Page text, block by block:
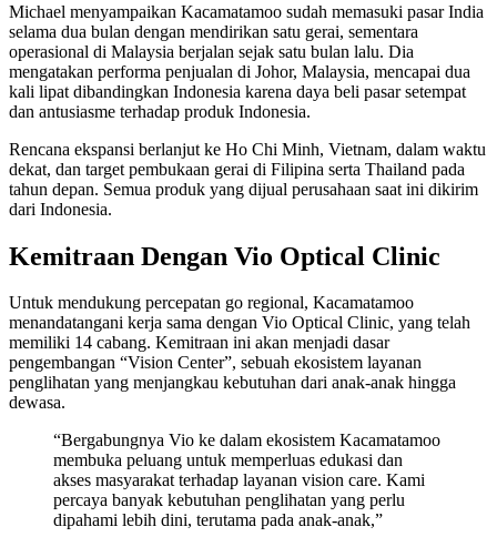
Michael menyampaikan Kacamatamoo sudah memasuki pasar India
selama dua bulan dengan mendirikan satu gerai, sementara
operasional di Malaysia berjalan sejak satu bulan lalu. Dia
mengatakan performa penjualan di Johor, Malaysia, mencapai dua
kali lipat dibandingkan Indonesia karena daya beli pasar setempat
dan antusiasme terhadap produk Indonesia.
Rencana ekspansi berlanjut ke Ho Chi Minh, Vietnam, dalam waktu
dekat, dan target pembukaan gerai di Filipina serta Thailand pada
tahun depan. Semua produk yang dijual perusahaan saat ini dikirim
dari Indonesia.
Kemitraan Dengan Vio Optical Clinic
Untuk mendukung percepatan go regional, Kacamatamoo
menandatangani kerja sama dengan Vio Optical Clinic, yang telah
memiliki 14 cabang. Kemitraan ini akan menjadi dasar
pengembangan “Vision Center”, sebuah ekosistem layanan
penglihatan yang menjangkau kebutuhan dari anak-anak hingga
dewasa.
“Bergabungnya Vio ke dalam ekosistem Kacamatamoo
membuka peluang untuk memperluas edukasi dan
akses masyarakat terhadap layanan vision care. Kami
percaya banyak kebutuhan penglihatan yang perlu
dipahami lebih dini, terutama pada anak-anak,”